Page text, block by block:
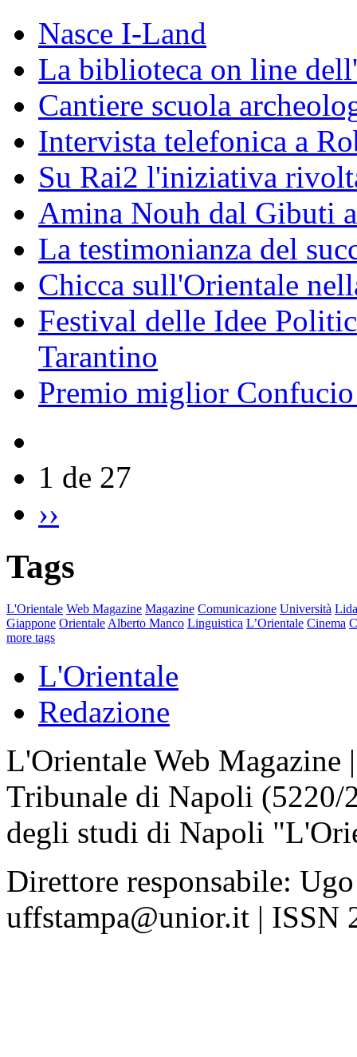
Nasce I-Land
La biblioteca on line
Cantiere scuola
Intervista telefonica a
Su Rai2 l'iniziativa
Amina Nouh dal Gibuti
La testimonianza del
Chicca sull'Orientale
Festival delle Idee
Tarantino
Premio miglior
1 de 27
››
Tags
L'Orientale Web Magazine Magazine Comunicazione Università
Giappone Orientale Alberto Manco Linguistica L’Orientale Cinema
more tags
L'Orientale
Redazione
L'Orientale Web Magazine
Tribunale di Napoli
degli studi di Napoli
Direttore responsabile:
uffstampa@unior.it | ISSN